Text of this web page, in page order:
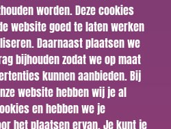
worden. Deze cookies
website goed te laten werken
Daarnaast plaatsen we
bijhouden zodat we op maat
kunnen aanbieden. Bij
website hebben wij je al
en hebben we je
het plaatsen ervan. Je kunt je